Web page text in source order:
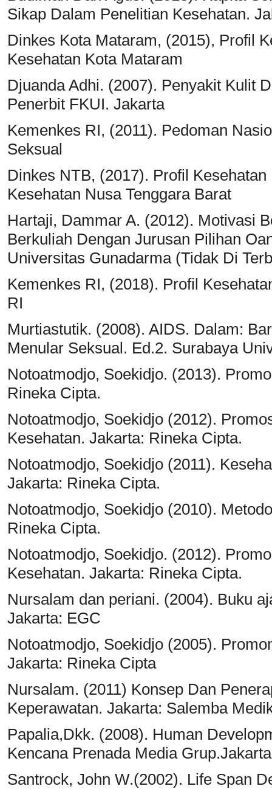
Sikap Dalam Penelitian Kesehatan.
Dinkes Kota Mataram, (2015), Profil
Kesehatan Kota Mataram
Djuanda Adhi. (2007). Penyakit Kulit
Penerbit FKUI. Jakarta
Kemenkes RI, (2011). Pedoman
Seksual
Dinkes NTB, (2017). Profil
Kesehatan Nusa Tenggara Barat
Hartaji, Dammar A. (2012). Motivasi
Berkuliah Dengan Jurusan Pilihan
Universitas Gunadarma (Tidak Di
Kemenkes RI, (2018). Profil
RI
Murtiastutik. (2008). AIDS. Dalam:
Menular Seksual. Ed.2. Surabaya
Notoatmodjo, Soekidjo. (2013).
Rineka Cipta.
Notoatmodjo, Soekidjo (2012).
Kesehatan. Jakarta: Rineka Cipta.
Notoatmodjo, Soekidjo (2011).
Jakarta: Rineka Cipta.
Notoatmodjo, Soekidjo (2010).
Rineka Cipta.
Notoatmodjo, Soekidjo. (2012).
Kesehatan. Jakarta: Rineka Cipta.
Nursalam dan periani. (2004). Buku
Jakarta: EGC
Notoatmodjo, Soekidjo (2005).
Jakarta: Rineka Cipta
Nursalam. (2011) Konsep Dan
Keperawatan. Jakarta: Salemba
Papalia,Dkk. (2008). Human
Kencana Prenada Media Grup.Jakarta
Santrock, John W.(2002). Life Span